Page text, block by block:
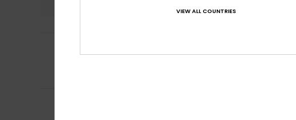
5/5
Joli bikini
VIEW ALL COUNTRIES